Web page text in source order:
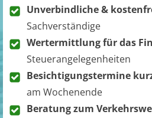
Unverbindliche &
Sachverständige
Wertermittlung für das
Steuerangelegenheiten
Besichtigungstermine
am Wochenende
Beratung zum